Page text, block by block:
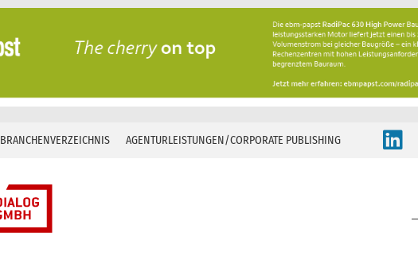
BRANCHENVERZEICHNIS AGENTURLEISTUNGEN/CORPORATE PUBLISHING